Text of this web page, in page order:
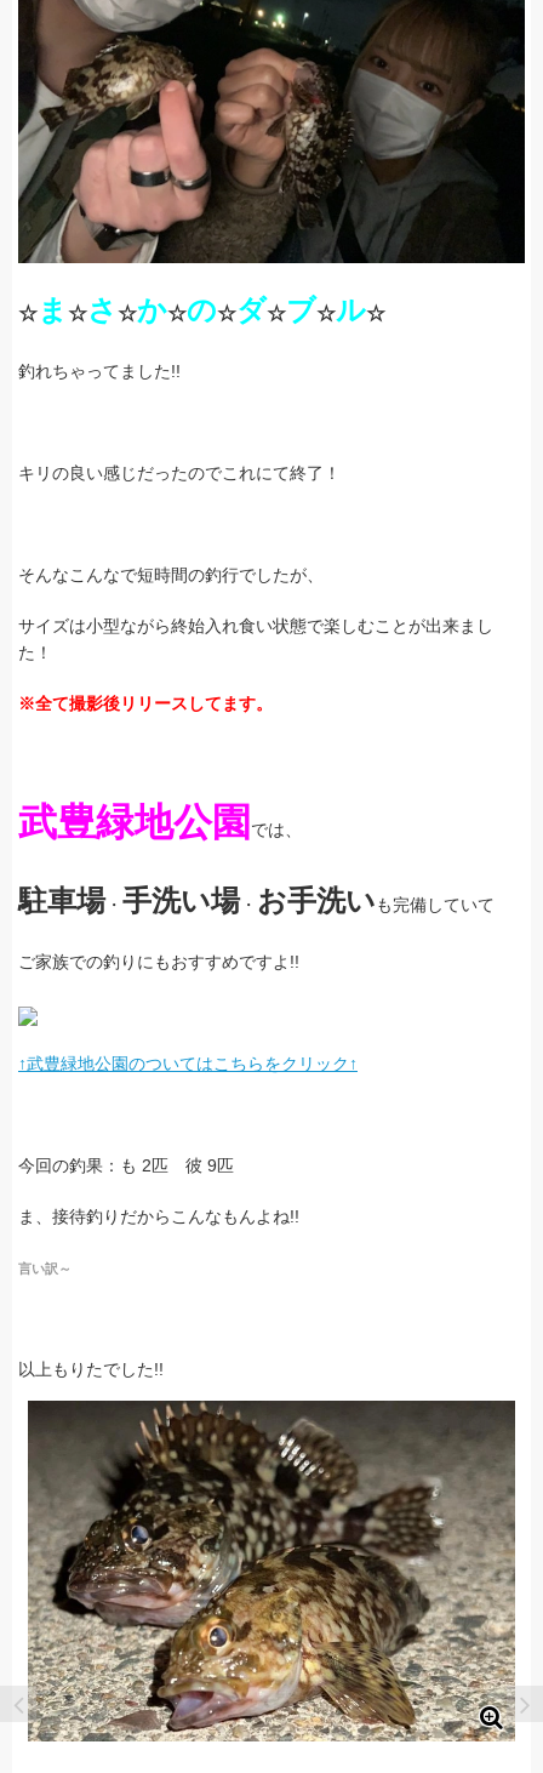
☆ ま ☆さ ☆か☆の☆ダ☆ブ☆ル☆
釣れちゃってました!!
キリの良い感じだったのでこれにて終了！
そんなこんなで短時間の釣行でしたが、
サイズは小型ながら終始入れ食い状態で楽しむことが出来まし
た！
※全て撮影後リリースしてます。
武豊緑地公園 では、
駐車場・ 手洗い場・ お手洗いも完備していて
ご家族での釣りにもおすすめですよ!!
↑武豊緑地公園のついてはこちらをクリック↑
今回の釣果：も 2匹 彼 9匹
ま、接待釣りだからこんなもんよね!!
言い訳～
以上もりたでした!!